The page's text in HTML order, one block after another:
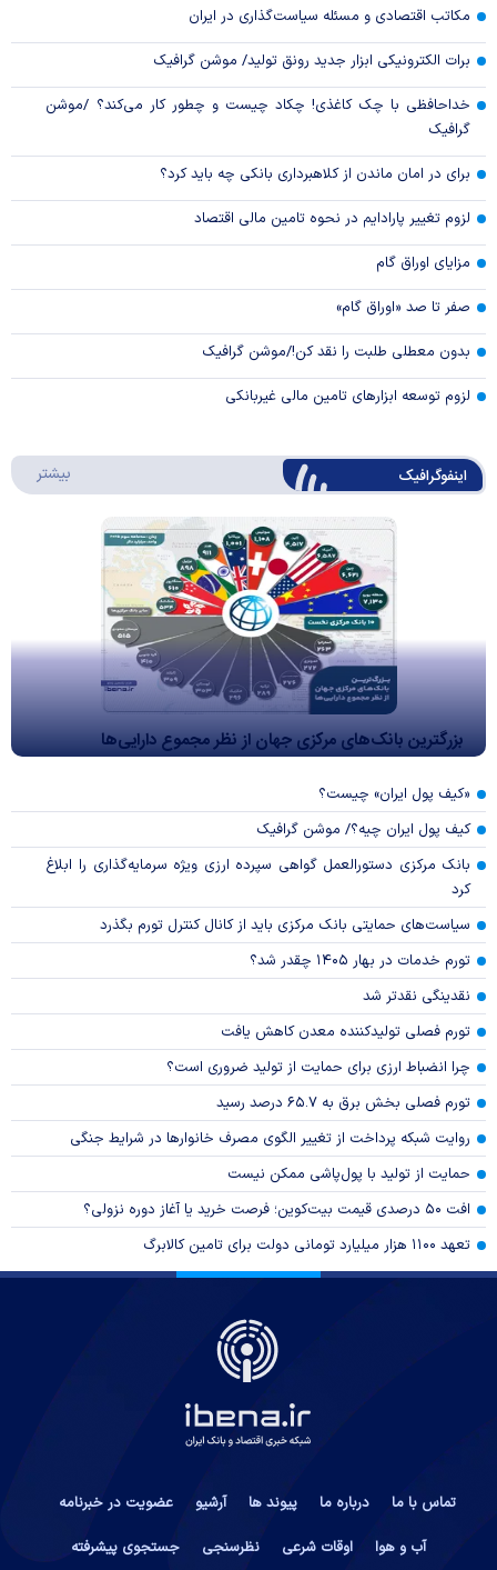
مکاتب اقتصادی و مسئله سیاست‌گذاری در ایران
برات الکترونیکی ابزار جدید رونق تولید/ موشن گرافیک
خداحافظی با چک کاغذی! چکاد چیست و چطور کار می‌کند؟ /موشن
گرافیک
برای در امان ماندن از کلاهبرداری بانکی چه باید کرد؟
لزوم تغییر پارادایم در نحوه تامین مالی اقتصاد
مزایای اوراق گام
صفر تا صد «اوراق گام»
بدون معطلی طلبت را نقد کن!/موشن گرافیک
لزوم توسعه ابزارهای تامین مالی غیربانکی
اینفوگرافیک بیشتر
بزرگترین بانک‌های مرکزی جهان از نظر مجموع دارایی‌ها
«کیف پول ایران» چیست؟
کیف پول ایران چیه؟/ موشن گرافیک
بانک مرکزی دستورالعمل گواهی سپرده ارزی ویژه سرمایه‌گذاری را ابلاغ
کرد
سیاست‌های حمایتی بانک مرکزی باید از کانال کنترل تورم بگذرد
تورم خدمات در بهار ۱۴۰۵ چقدر شد؟
نقدینگی نقدتر شد
تورم فصلی تولیدکننده معدن کاهش یافت
چرا انضباط ارزی برای حمایت از تولید ضروری است؟
تورم فصلی بخش برق به ۶۵.۷ درصد رسید
روایت شبکه پرداخت از تغییر الگوی مصرف خانوار‌ها در شرایط جنگی
حمایت از تولید با پول‌پاشی ممکن نیست
افت ۵۰ درصدی قیمت بیت‌کوین؛ فرصت خرید یا آغاز دوره نزولی؟
تعهد ۱۱۰۰ هزار میلیارد تومانی دولت برای تامین کالابرگ
تماس با ما درباره ما پیوند ها آرشیو
عضویت در خبرنامه
آب و هوا
اوقات شرعی نظرسنجی جستجوی پیشرفته